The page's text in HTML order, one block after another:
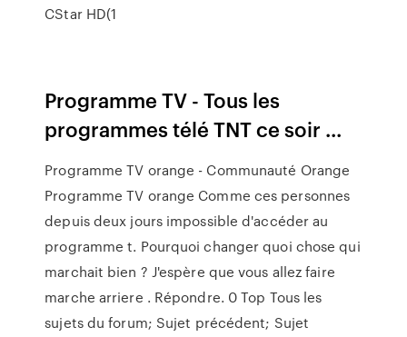
CStar HD(1
Programme TV - Tous les
programmes télé TNT ce soir ...
Programme TV orange - Communauté Orange
Programme TV orange Comme ces personnes
depuis deux jours impossible d'accéder au
programme t. Pourquoi changer quoi chose qui
marchait bien ? J'espère que vous allez faire
marche arriere . Répondre. 0 Top Tous les
sujets du forum; Sujet précédent; Sujet